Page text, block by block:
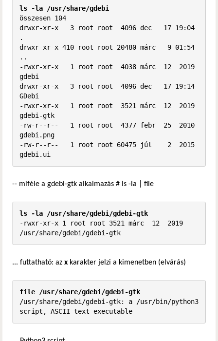
ls -la /usr/share/gdebi
összesen 104
drwxr-xr-x   3 root root  4096 dec   17 19:04
.
drwxr-xr-x 410 root root 20480 márc   9 01:54
..
-rwxr-xr-x   1 root root  4038 márc  12  2019
gdebi
drwxr-xr-x   3 root root  4096 dec   17 19:14
GDebi
-rwxr-xr-x   1 root root  3521 márc  12  2019
gdebi-gtk
-rw-r--r--   1 root root  4377 febr  25  2010
gdebi.png
-rw-r--r--   1 root root 60475 júl    2  2015
gdebi.ui
-- miféle a gdebi-gtk alkalmazás # ls -la | file
ls -la /usr/share/gdebi/gdebi-gtk
-rwxr-xr-x 1 root root 3521 márc  12  2019
/usr/share/gdebi/gdebi-gtk
... futtatható: az x karakter jelzi a kimenetben (elvárás)
file /usr/share/gdebi/gdebi-gtk
/usr/share/gdebi/gdebi-gtk: a /usr/bin/python3
script, ASCII text executable